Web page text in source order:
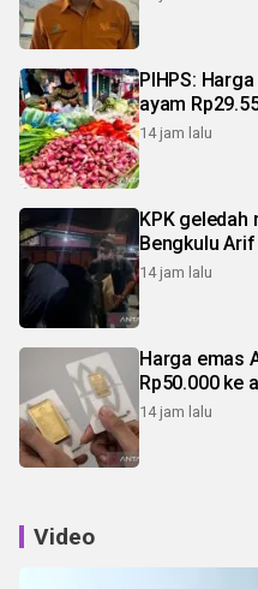
PIHPS:
ayam
14 jam lalu
KPK geledah
Bengkulu Arif
14 jam lalu
Harga emas
Rp50.000 ke
14 jam lalu
Video